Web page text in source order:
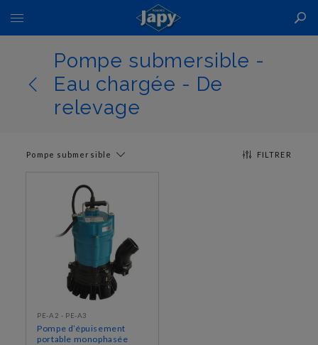
Basculer
la
navigationPompe submersible -
Eau chargée - De
relevage
FILTRER
Pompe submersible
PE-A2 - PE-A3
Pompe d’épuisement
portable monophasée